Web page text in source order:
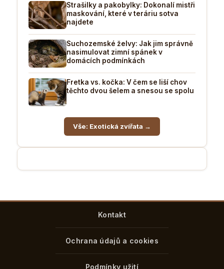
Strašilky a pakobylky: Dokonalí mistři
maskování, které v teráriu sotva
najdete
Suchozemské želvy: Jak jim správně
nasimulovat zimní spánek v
domácích podmínkách
Fretka vs. kočka: V čem se liší chov
těchto dvou šelem a snesou se spolu
Vše: Exotická zvířata →
Kontakt
Ochrana údajů a cookies
Podmínky užití